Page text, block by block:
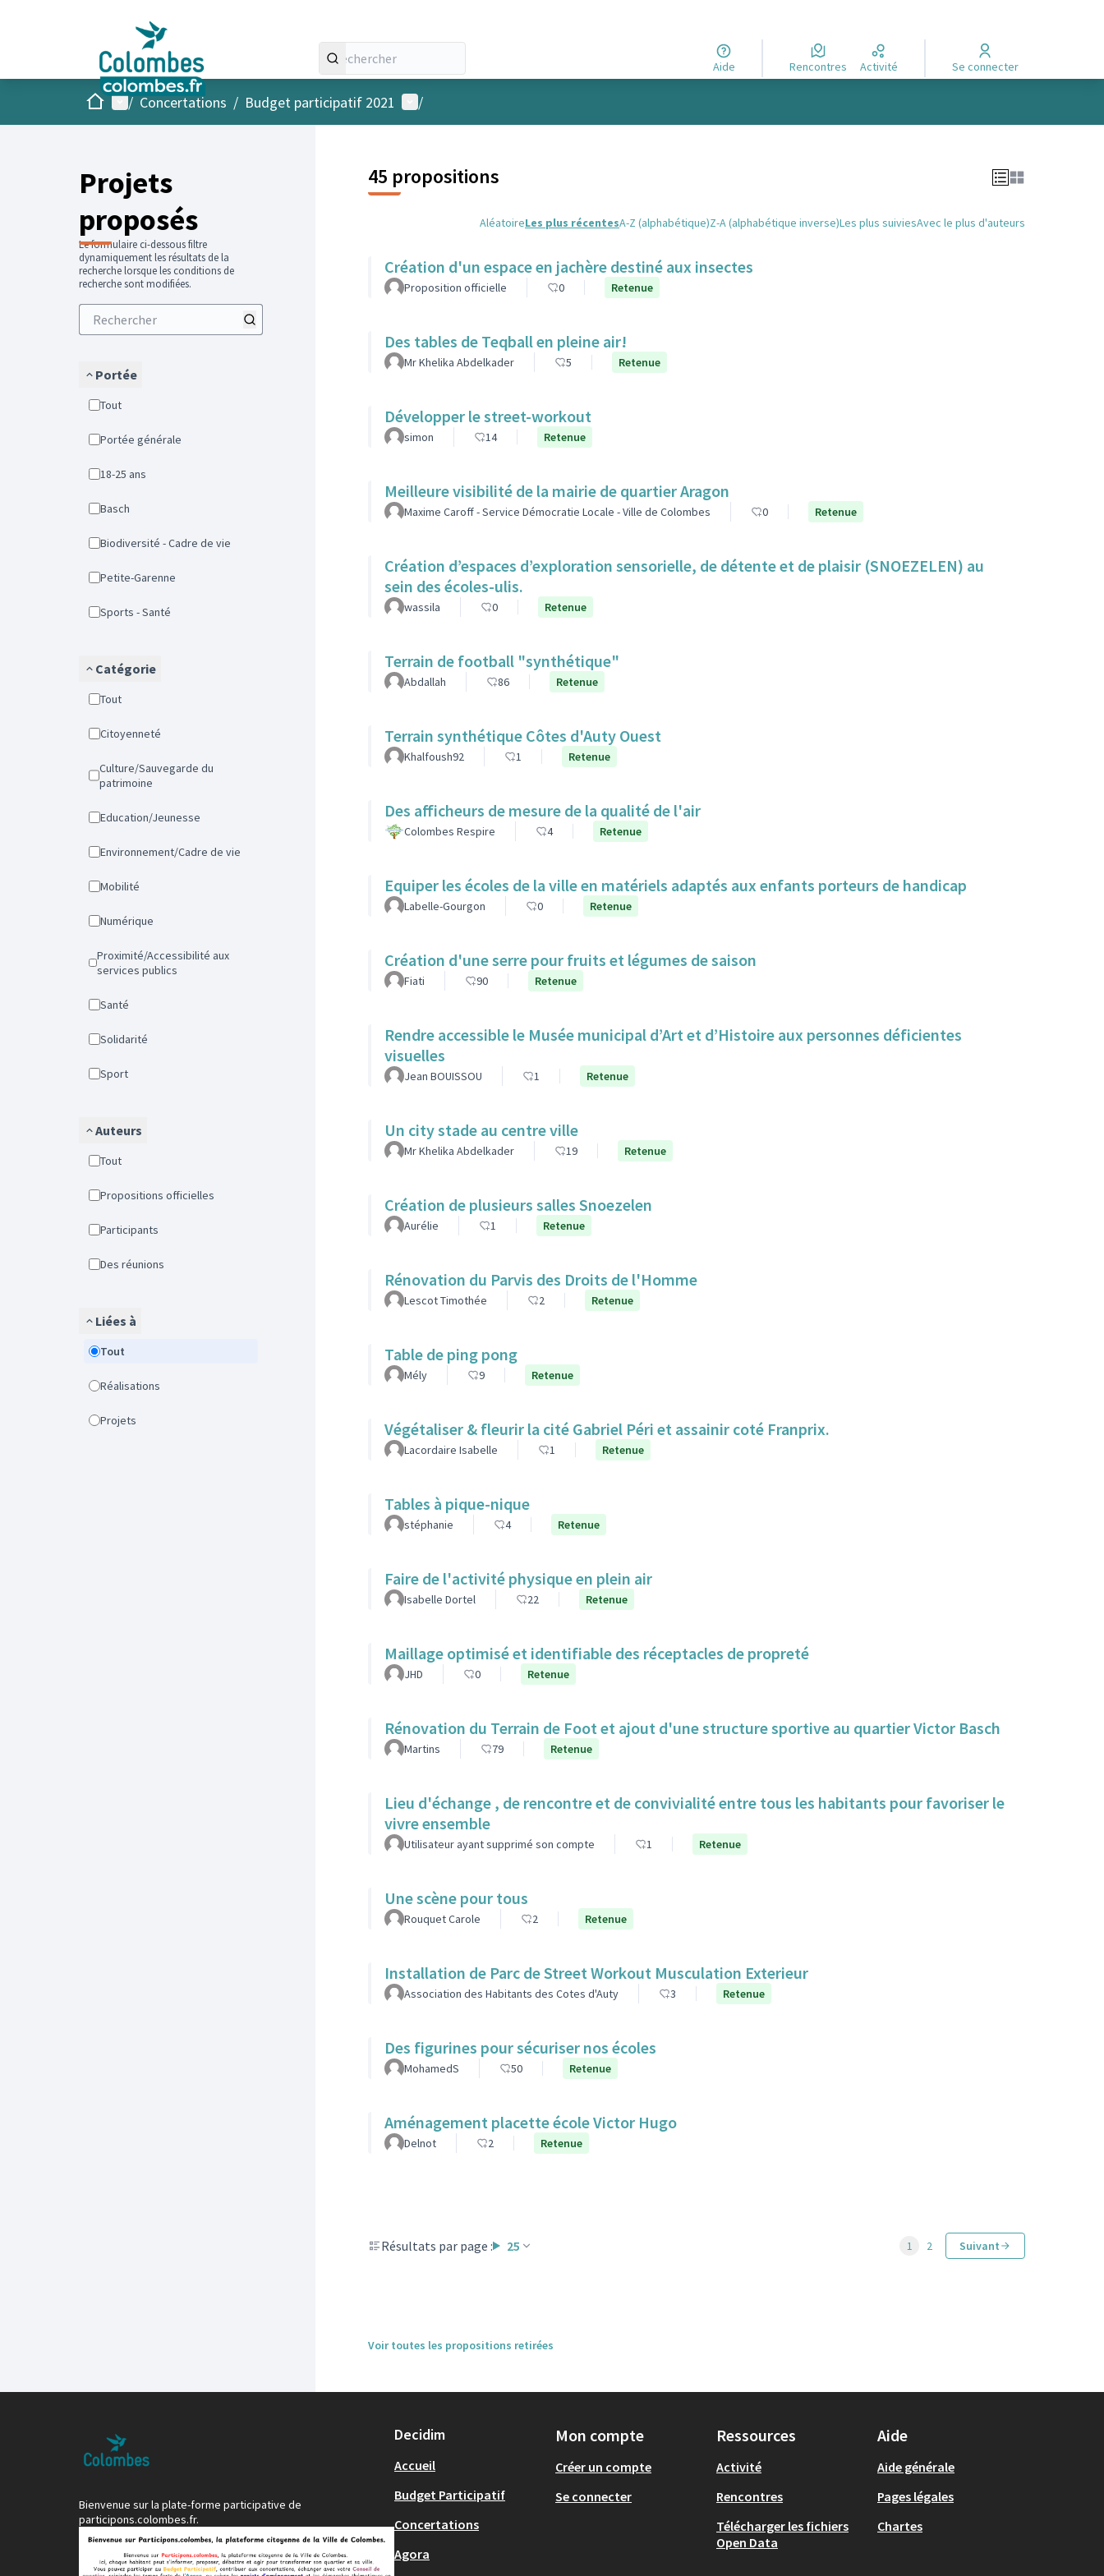
Aide Rencontres Activité Se connecter
AccueilMenu principal
/ Concertations / Budget participatif 2021 Menu utilisateur
/
Projets
proposés
Le formulaire ci-dessous filtre
dynamiquement les résultats de la
recherche lorsque les conditions de
recherche sont modifiées.
Portée
Tout
Portée générale
18-25 ans
Basch
Biodiversité - Cadre de vie
Petite-Garenne
Sports - Santé
Catégorie
Tout
Citoyenneté
Culture/Sauvegarde du
patrimoine
Education/Jeunesse
Environnement/Cadre de vie
Mobilité
Numérique
Proximité/Accessibilité aux
services publics
Santé
Solidarité
Sport
Auteurs
Tout
Propositions officielles
Participants
Des réunions
Liées à
Tout
Réalisations
Projets
45 propositions
AléatoireLes plus récentesA-Z (alphabétique)Z-A (alphabétique inverse)Les plus suiviesAvec le plus d'auteurs
Création d'un espace en jachère destiné aux insectes
Proposition officielle 0 Retenue
Des tables de Teqball en pleine air!
Mr Khelika Abdelkader 5 Retenue
Développer le street-workout
simon 14 Retenue
Meilleure visibilité de la mairie de quartier Aragon
Maxime Caroff - Service Démocratie Locale - Ville de Colombes 0 Retenue
Création d’espaces d’exploration sensorielle, de détente et de plaisir (SNOEZELEN) au
sein des écoles-ulis.
wassila 0 Retenue
Terrain de football "synthétique"
Abdallah 86 Retenue
Terrain synthétique Côtes d'Auty Ouest
Khalfoush92 1 Retenue
Des afficheurs de mesure de la qualité de l'air
Colombes Respire 4 Retenue
Equiper les écoles de la ville en matériels adaptés aux enfants porteurs de handicap
Labelle-Gourgon 0 Retenue
Création d'une serre pour fruits et légumes de saison
Fiati 90 Retenue
Rendre accessible le Musée municipal d’Art et d’Histoire aux personnes déficientes
visuelles
Jean BOUISSOU 1 Retenue
Un city stade au centre ville
Mr Khelika Abdelkader 19 Retenue
Création de plusieurs salles Snoezelen
Aurélie 1 Retenue
Rénovation du Parvis des Droits de l'Homme
Lescot Timothée 2 Retenue
Table de ping pong
Mély 9 Retenue
Végétaliser & fleurir la cité Gabriel Péri et assainir coté Franprix.
Lacordaire Isabelle 1 Retenue
Tables à pique-nique
stéphanie 4 Retenue
Faire de l'activité physique en plein air
Isabelle Dortel 22 Retenue
Maillage optimisé et identifiable des réceptacles de propreté
JHD 0 Retenue
Rénovation du Terrain de Foot et ajout d'une structure sportive au quartier Victor Basch
Martins 79 Retenue
Lieu d'échange , de rencontre et de convivialité entre tous les habitants pour favoriser le
vivre ensemble
Utilisateur ayant supprimé son compte 1 Retenue
Une scène pour tous
Rouquet Carole 2 Retenue
Installation de Parc de Street Workout Musculation Exterieur
Association des Habitants des Cotes d'Auty 3 Retenue
Des figurines pour sécuriser nos écoles
MohamedS 50 Retenue
Aménagement placette école Victor Hugo
Delnot 2 Retenue
Résultats par page : 25 1 2 Suivant
Voir toutes les propositions retirées
Bienvenue sur la plate-forme participative de
participons.colombes.fr.
Decidim
Accueil
Budget Participatif
Concertations
Agora
Mon compte
Créer un compte
Se connecter
Ressources
Activité
Rencontres
Télécharger les fichiers
Open Data
Aide
Aide générale
Pages légales
Chartes